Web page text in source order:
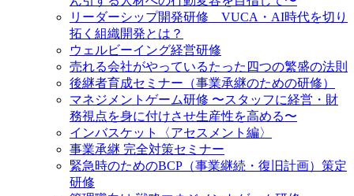
リーダーシップ開発研修 VUCA・AI時代を切り
拓く組織開発とは？
ウェルビーイング経営研修
売れる会社がやっているたった四つの繁盛の法則
後継者育成セミナー（事業承継のための研修）
マネジメントゲーム研修 〜スタッフに経営・財
務視点を身に付けさせ生産性を高める〜
インバスケット〈アセスメント編〉
事業承継 完全対策セミナー
緊急時のためのBCP（事業継続・復旧計画）策定
研修